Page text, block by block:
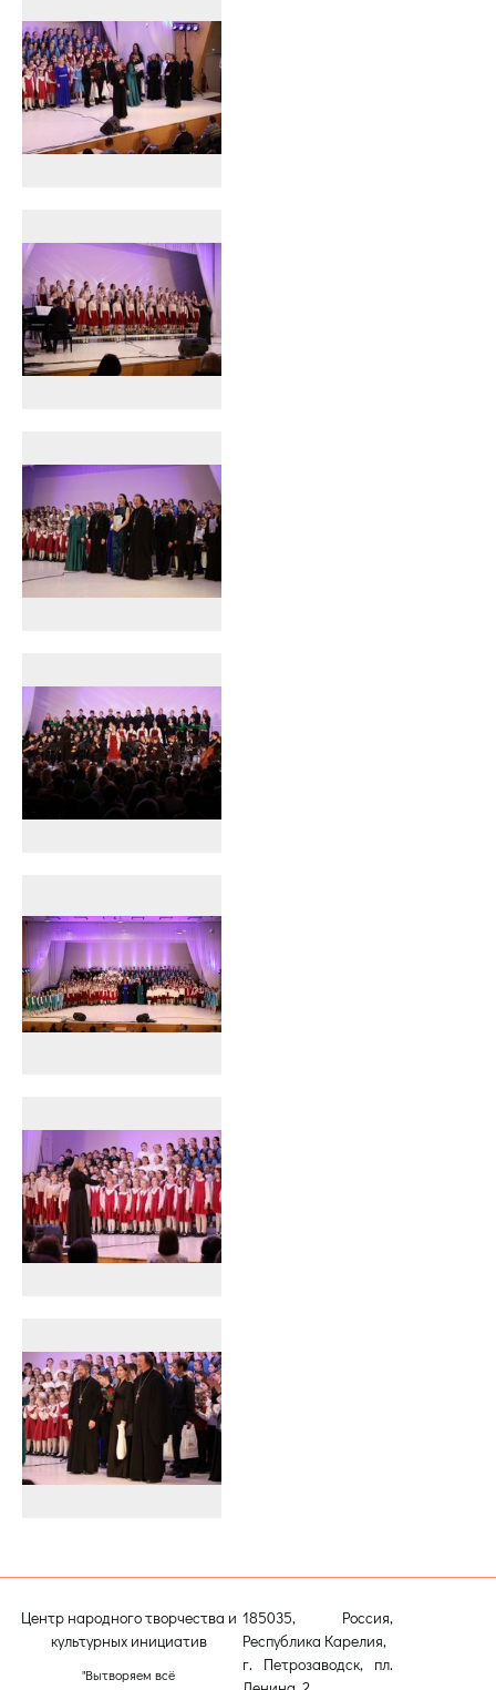
Центр народного творчества и
культурных инициатив
"Вытворяем всё
185035, Россия,
Республика Карелия,
г. Петрозаводск, пл.